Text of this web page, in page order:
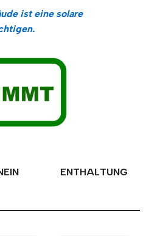
ist eine solare
ENTHALTUNG